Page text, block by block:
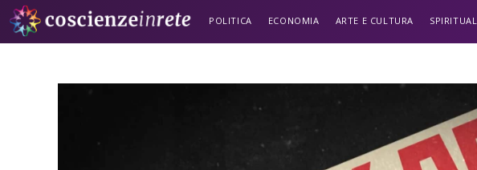
POLITICA ECONOMIA ARTE E CULTURA